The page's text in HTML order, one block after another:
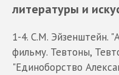
литературы и
1-4. С.М. Эйзенштейн.
фильму. Тевтоны,
"Единоборство